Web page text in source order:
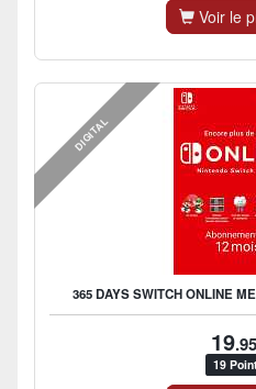
Voir le
365 DAYS SWITCH ONLINE
19
19
DIGITAL